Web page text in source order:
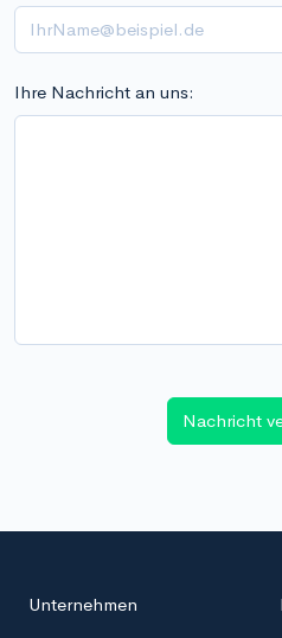
Ihre Nachricht an uns:
Nachricht
Unternehmen